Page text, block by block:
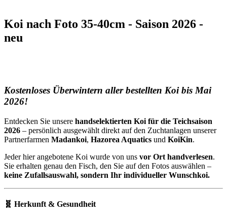
Koi nach Foto 35-40cm - Saison 2026 -
neu
Kostenloses Überwintern aller bestellten Koi bis Mai
2026!
Entdecken Sie unsere handselektierten Koi für die Teichsaison
2026 – persönlich ausgewählt direkt auf den Zuchtanlagen unserer
Partnerfarmen Madankoi, Hazorea Aquatics und KoiKin.
Jeder hier angebotene Koi wurde von uns vor Ort handverlesen.
Sie erhalten genau den Fisch, den Sie auf den Fotos auswählen –
keine Zufallsauswahl, sondern Ihr individueller Wunschkoi.
🧬 Herkunft & Gesundheit